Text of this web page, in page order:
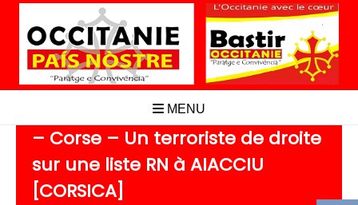
Aller
contenu
MENU
– Corse – Un terroriste de droite
sur une liste RN à AIACCIU
[CORSICA]